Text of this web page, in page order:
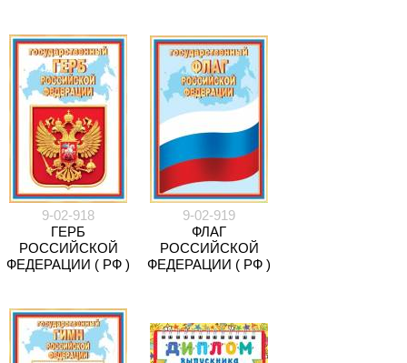
9-02-918
ГЕРБ
РОССИЙСКОЙ
ФЕДЕРАЦИИ ( РФ )
9-02-919
ФЛАГ
РОССИЙСКОЙ
ФЕДЕРАЦИИ ( РФ )